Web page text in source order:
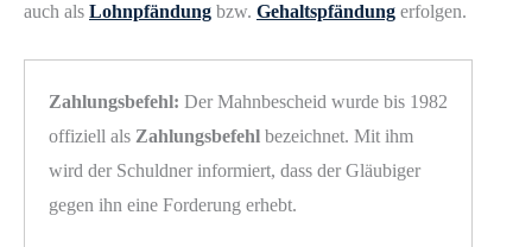
auch als Lohnpfändung bzw. Gehaltspfändung erfolgen.
Zahlungsbefehl: Der Mahnbescheid wurde bis 1982
offiziell als Zahlungsbefehl bezeichnet. Mit ihm
wird der Schuldner informiert, dass der Gläubiger
gegen ihn eine Forderung erhebt.